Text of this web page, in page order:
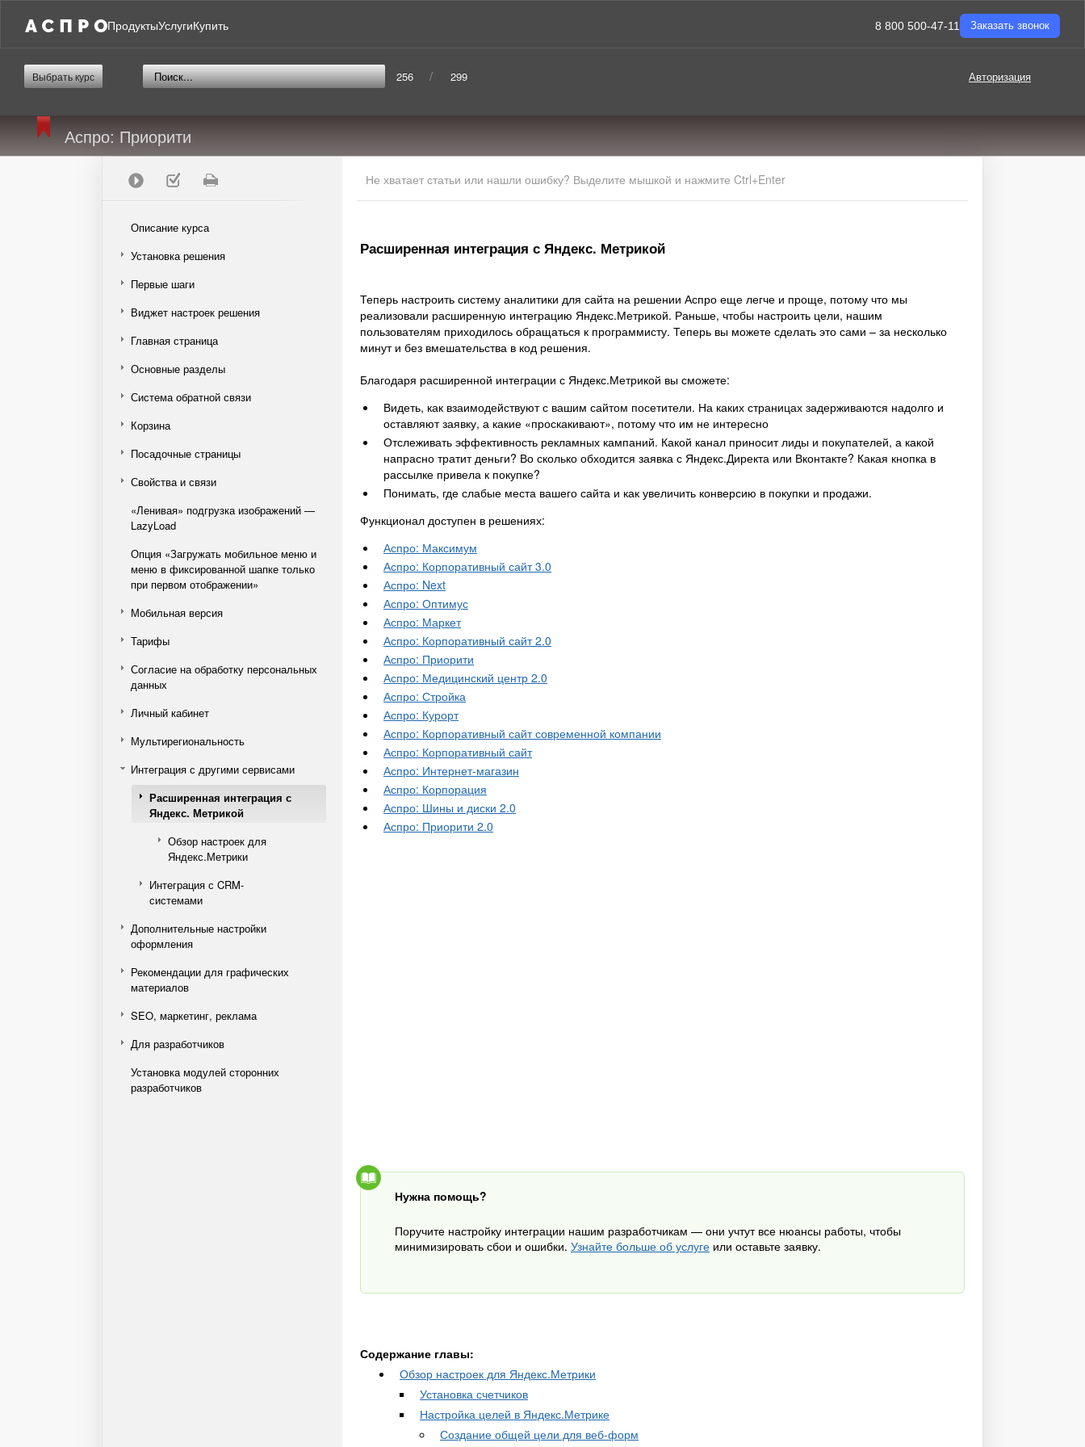
ПродуктыУслугиКупить 8 800 500-47-11 Заказать звонок
Авторизация
Выбрать курс 256 / 299
Аспро: Приорити
Описание курса
Установка решения
Первые шаги
Виджет настроек решения
Главная страница
Основные разделы
Система обратной связи
Корзина
Посадочные страницы
Свойства и связи
«Ленивая» подгрузка изображений —
LazyLoad
Опция «Загружать мобильное меню и
меню в фиксированной шапке только
при первом отображении»
Мобильная версия
Тарифы
Согласие на обработку персональных
данных
Личный кабинет
Мультирегиональность
Интеграция с другими сервисами
Расширенная интеграция с
Яндекс. Метрикой
Обзор настроек для
Яндекс.Метрики
Интеграция с CRM-
системами
Дополнительные настройки
оформления
Рекомендации для графических
материалов
SEO, маркетинг, реклама
Для разработчиков
Установка модулей сторонних
разработчиков
Не хватает статьи или нашли ошибку? Выделите мышкой и нажмите Ctrl+Enter
Расширенная интеграция с Яндекс. Метрикой
Теперь настроить систему аналитики для сайта на решении Аспро еще легче и проще, потому что мы
реализовали расширенную интеграцию Яндекс.Метрикой. Раньше, чтобы настроить цели, нашим
пользователям приходилось обращаться к программисту. Теперь вы можете сделать это сами – за несколько
минут и без вмешательства в код решения.
Благодаря расширенной интеграции с Яндекс.Метрикой вы сможете:
Видеть, как взаимодействуют с вашим сайтом посетители. На каких страницах задерживаются надолго и
оставляют заявку, а какие «проскакивают», потому что им не интересно
Отслеживать эффективность рекламных кампаний. Какой канал приносит лиды и покупателей, а какой
напрасно тратит деньги? Во сколько обходится заявка с Яндекс.Директа или Вконтакте? Какая кнопка в
рассылке привела к покупке?
Понимать, где слабые места вашего сайта и как увеличить конверсию в покупки и продажи.
Функционал доступен в решениях:
Аспро: Максимум
Аспро: Корпоративный сайт 3.0
Аспро: Next
Аспро: Оптимус
Аспро: Маркет
Аспро: Корпоративный сайт 2.0
Аспро: Приорити
Аспро: Медицинский центр 2.0
Аспро: Стройка
Аспро: Курорт
Аспро: Корпоративный сайт современной компании
Аспро: Корпоративный сайт
Аспро: Интернет-магазин
Аспро: Корпорация
Аспро: Шины и диски 2.0
Аспро: Приорити 2.0
Нужна помощь?
Поручите настройку интеграции нашим разработчикам — они учтут все нюансы работы, чтобы
минимизировать сбои и ошибки. Узнайте больше об услуге или оставьте заявку.
Содержание главы:
Обзор настроек для Яндекс.Метрики
Установка счетчиков
Настройка целей в Яндекс.Метрике
Создание общей цели для веб-форм